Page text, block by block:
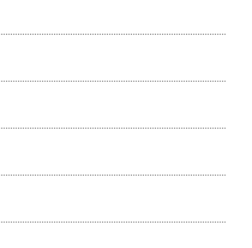
セ
発
定！